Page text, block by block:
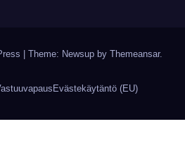
Theme: Newsup by Themeansar.
Evästekäytäntö (EU)